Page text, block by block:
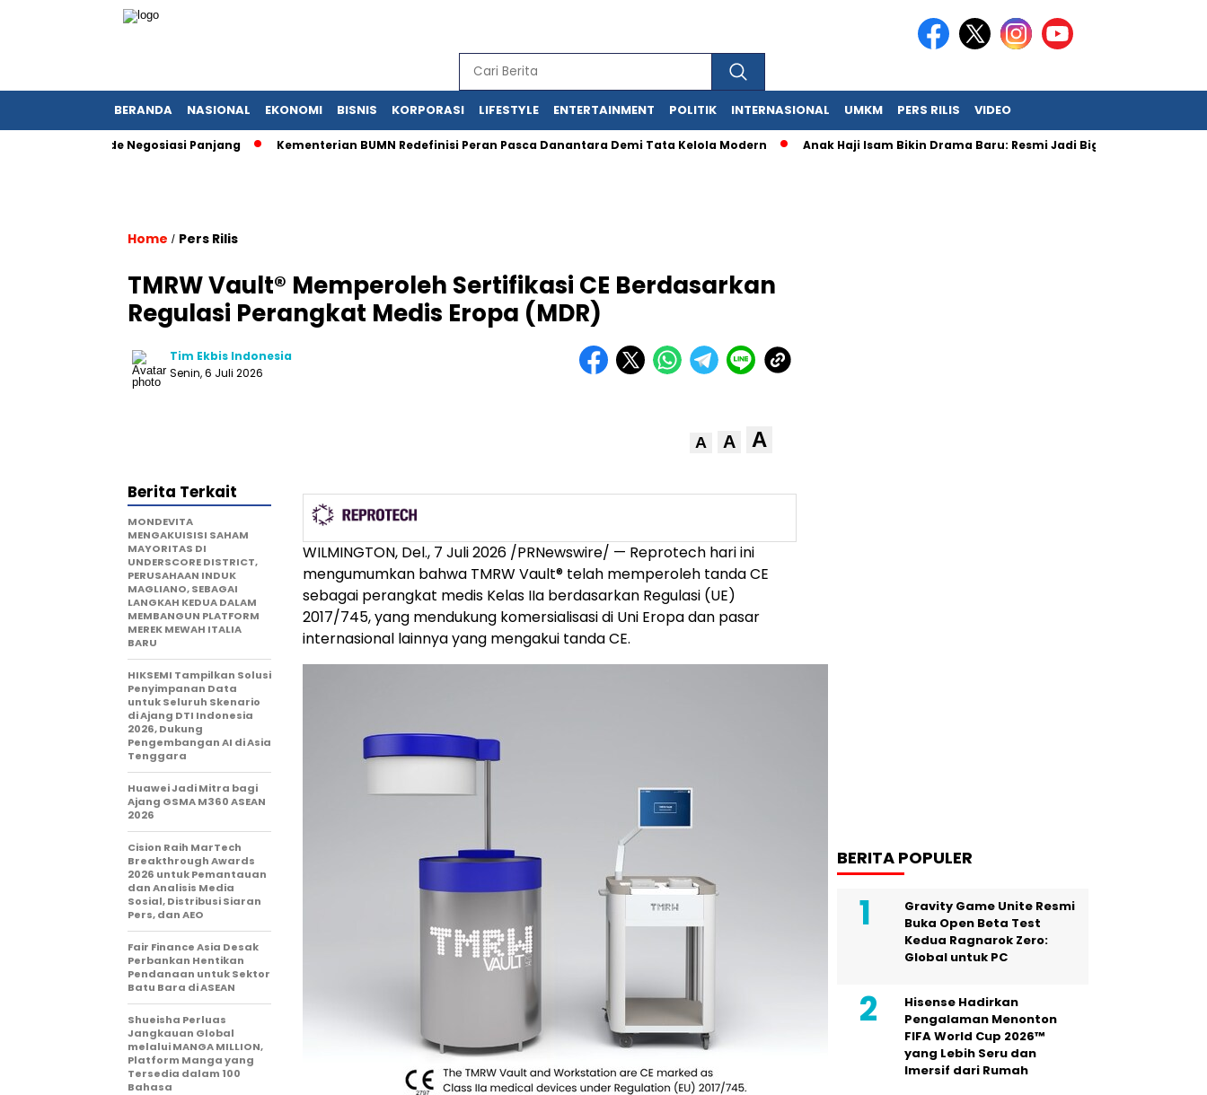
BERANDA NASIONAL EKONOMI BISNIS KORPORASI LIFESTYLE ENTERTAINMENT POLITIK INTERNASIONAL UMKM PERS RILIS VIDEO
Satu Dekade Negosiasi Panjang Kementerian BUMN Redefinisi Peran Pasca Danantara Demi Tata Kelola Modern Anak Haji Isam Bikin Drama Baru: Resmi Jadi Big Boss KFC!
Home / Pers Rilis
TMRW Vault® Memperoleh Sertifikasi CE Berdasarkan
Regulasi Perangkat Medis Eropa (MDR)
Tim Ekbis Indonesia
Senin, 6 Juli 2026
A A A
WILMINGTON, Del., 7 Juli 2026 /PRNewswire/ — Reprotech hari ini
mengumumkan bahwa TMRW Vault® telah memperoleh tanda CE
sebagai perangkat medis Kelas IIa berdasarkan Regulasi (UE)
2017/745, yang mendukung komersialisasi di Uni Eropa dan pasar
internasional lainnya yang mengakui tanda CE.
Berita Terkait
MONDEVITA
MENGAKUISISI SAHAM
MAYORITAS DI
UNDERSCORE DISTRICT,
PERUSAHAAN INDUK
MAGLIANO, SEBAGAI
LANGKAH KEDUA DALAM
MEMBANGUN PLATFORM
MEREK MEWAH ITALIA
BARU
HIKSEMI Tampilkan Solusi
Penyimpanan Data
untuk Seluruh Skenario
di Ajang DTI Indonesia
2026, Dukung
Pengembangan AI di Asia
Tenggara
Huawei Jadi Mitra bagi
Ajang GSMA M360 ASEAN
2026
Cision Raih MarTech
Breakthrough Awards
2026 untuk Pemantauan
dan Analisis Media
Sosial, Distribusi Siaran
Pers, dan AEO
Fair Finance Asia Desak
Perbankan Hentikan
Pendanaan untuk Sektor
Batu Bara di ASEAN
Shueisha Perluas
Jangkauan Global
melalui MANGA MILLION,
Platform Manga yang
Tersedia dalam 100
Bahasa
BERITA POPULER
Gravity Game Unite Resmi
Buka Open Beta Test
Kedua Ragnarok Zero:
Global untuk PC
Hisense Hadirkan
Pengalaman Menonton
FIFA World Cup 2026™
yang Lebih Seru dan
Imersif dari Rumah